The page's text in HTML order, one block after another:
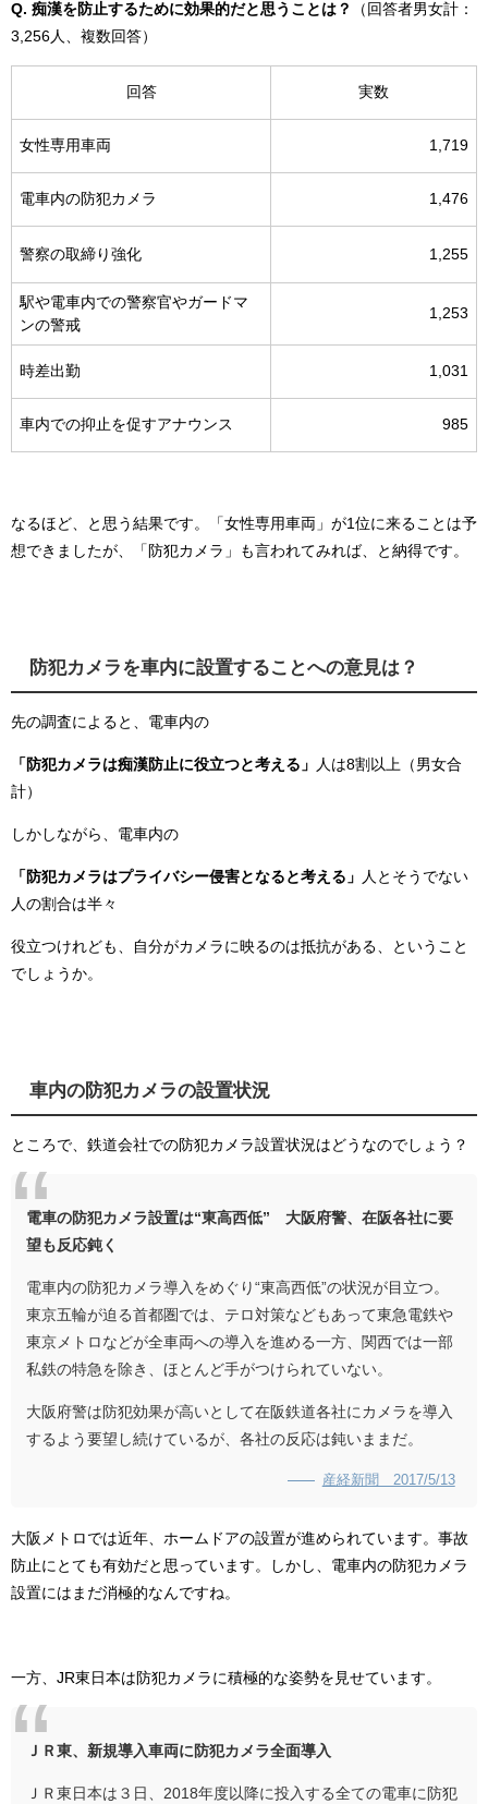
Q. 痴漢を防止するために効果的だと思うことは？
（回答者男女計：
3,256人、複数回答）
回答 実数
女性専用車両 1,719
電車内の防犯カメラ 1,476
警察の取締り強化 1,255
駅や電車内での警察官やガードマ
ンの警戒
1,253
時差出勤 1,031
車内での抑止を促すアナウンス 985
なるほど、と思う結果です。「女性専用車両」が1位に来ることは予
想できましたが、「防犯カメラ」も言われてみれば、と納得です。
防犯カメラを車内に設置することへの意見は？
先の調査によると、電車内の
「防犯カメラは痴漢防止に役立つと考える」
人は8割以上（男女合
計）
しかしながら、電車内の
「防犯カメラはプライバシー侵害となると考える」
人とそうでない
人の割合は半々
役立つけれども、自分がカメラに映るのは抵抗がある、ということ
でしょうか。
車内の防犯カメラの設置状況
ところで、鉄道会社での防犯カメラ設置状況はどうなのでしょう？
電車の防犯カメラ設置は“東高西低” 大阪府警、在阪各社に要
望も反応鈍く
電車内の防犯カメラ導入をめぐり“東高西低”の状況が目立つ。
東京五輪が迫る首都圏では、テロ対策などもあって東急電鉄や
東京メトロなどが全車両への導入を進める一方、関西では一部
私鉄の特急を除き、ほとんど手がつけられていない。
大阪府警は防犯効果が高いとして在阪鉄道各社にカメラを導入
するよう要望し続けているが、各社の反応は鈍いままだ。
産経新聞 2017/5/13
大阪メトロでは近年、ホームドアの設置が進められています。事故
防止にとても有効だと思っています。しかし、電車内の防犯カメラ
設置にはまだ消極的なんですね。
一方、JR東日本は防犯カメラに積極的な姿勢を見せています。
ＪＲ東、新規導入車両に防犯カメラ全面導入
ＪＲ東日本は３日、2018年度以降に投入する全ての電車に防犯